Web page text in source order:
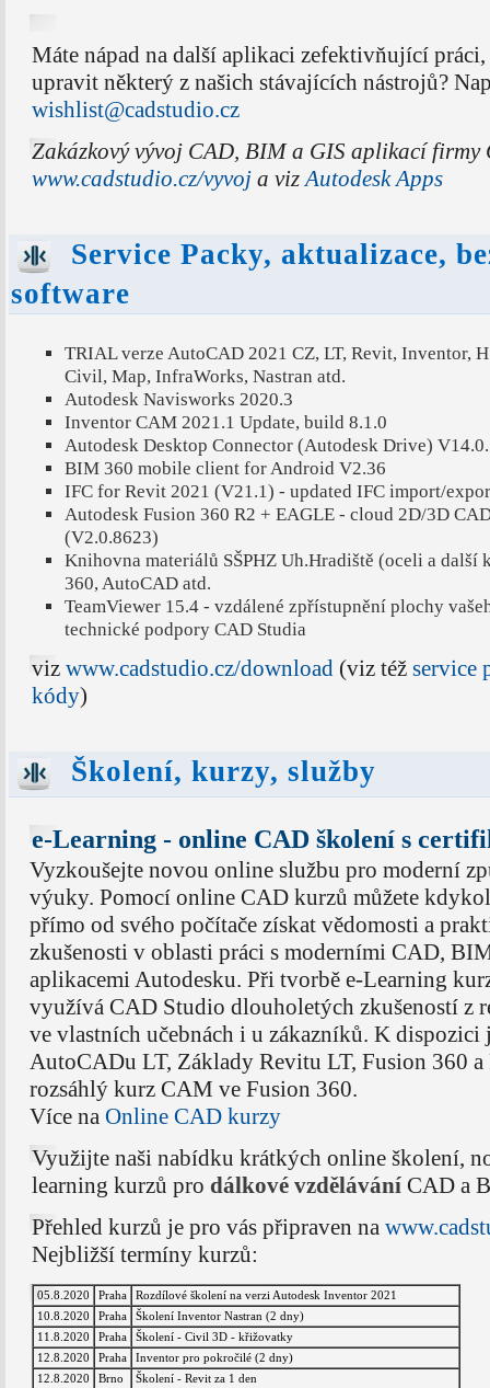
Máte nápad na další aplikaci zefektivňující
upravit některý z našich stávajících nástrojů?
wishlist@cadstudio.cz
Zakázkový vývoj CAD, BIM a GIS aplikací firmy
www.cadstudio.cz/vyvoja vizAutodesk Apps
Service Packy, aktualizace,
software
TRIAL verze AutoCAD 2021 CZ, LT, Revit, Inventor,
Civil, Map, InfraWorks, Nastran atd.
Autodesk Navisworks 2020.3
Inventor CAM 2021.1 Update, build 8.1.0
Autodesk Desktop Connector (Autodesk Drive)
BIM 360 mobile client for Android V2.36
IFC for Revit 2021 (V21.1) - updated IFC import/
Autodesk Fusion 360 R2 + EAGLE - cloud 2D/3D
(V2.0.8623)
Knihovna materiálů SŠPHZ Uh.Hradiště (oceli a další
360, AutoCAD atd.
TeamViewer 15.4 - vzdálené zpřístupnění plochy
technické podpory CAD Studia
viz www.cadstudio.cz/download(viz též service
kódy)
Školení, kurzy, služby
e-Learning - online CAD školení s
Vyzkoušejte novou online službu pro moderní
výuky. Pomocí online CAD kurzů můžete
přímo od svého počítače získat vědomosti a
zkušenosti v oblasti práci s moderními CAD,
aplikacemi Autodesku. Při tvorbě e-Learning
využívá CAD Studio dlouholetých zkušeností z
ve vlastních učebnách i u zákazníků. K
AutoCADu LT, Základy Revitu LT, Fusion 360 a
rozsáhlý kurz CAM ve Fusion 360.
Více na Online CAD kurzy
Využijte naši nabídku krátkých online školení,
learning kurzů pro dálkové vzděláváníCAD a
Přehled kurzů je pro vás připraven na
Nejbližší termíny kurzů:
05.8.2020 Praha
Rozdílové školení na verzi Autodesk Inventor 2021
10.8.2020
Praha
Školení Inventor Nastran (2 dny)
11.8.2020
Praha
Školení - Civil 3D - křižovatky
12.8.2020
Praha
Inventor pro pokročilé (2 dny)
12.8.2020
Brno Školení - Revit za 1 den